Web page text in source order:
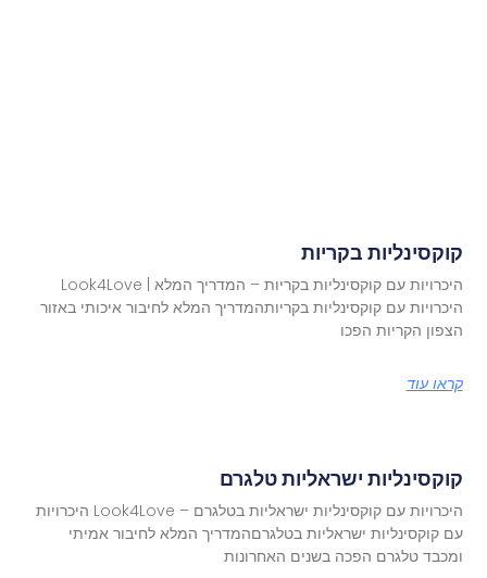
קוקסינליות בקריות
היכרויות עם קוקסינליות בקריות – המדריך המלא | Look4Love
היכרויות עם קוקסינליות בקריותהמדריך המלא לחיבור איכותי באזור
הצפון הקריות הפכו
קראו עוד
קוקסינליות ישראליות טלגרם
היכרויות עם קוקסינליות ישראליות בטלגרם – Look4Love היכרויות
עם קוקסינליות ישראליות בטלגרםהמדריך המלא לחיבור אמיתי
ומכבד טלגרם הפכה בשנים האחרונות